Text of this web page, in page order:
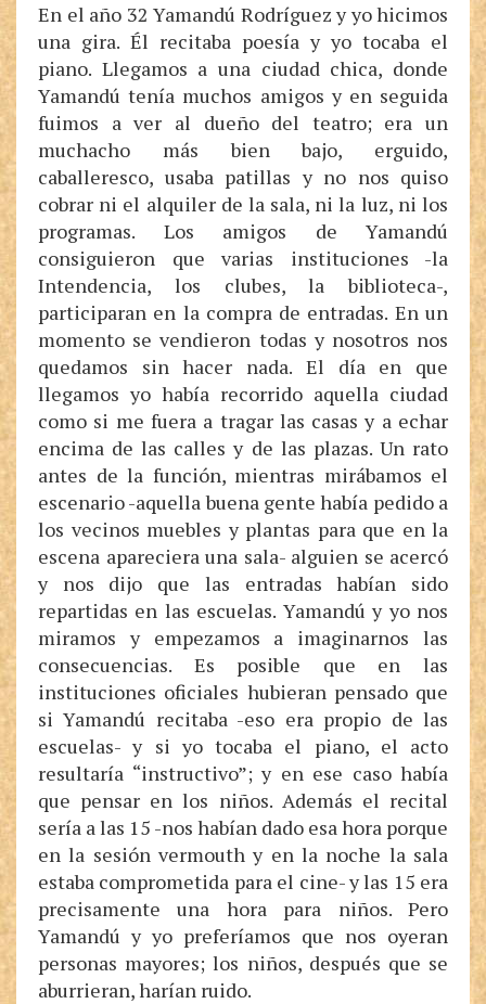
En el año 32 Yamandú Rodríguez y yo hicimos
una gira. Él recitaba poesía y yo tocaba el
piano. Llegamos a una ciudad chica, donde
Yamandú tenía muchos amigos y en seguida
fuimos a ver al dueño del teatro; era un
muchacho más bien bajo, erguido,
caballeresco, usaba patillas y no nos quiso
cobrar ni el alquiler de la sala, ni la luz, ni los
programas. Los amigos de Yamandú
consiguieron que varias instituciones -la
Intendencia, los clubes, la biblioteca-,
participaran en la compra de entradas. En un
momento se vendieron todas y nosotros nos
quedamos sin hacer nada. El día en que
llegamos yo había recorrido aquella ciudad
como si me fuera a tragar las casas y a echar
encima de las calles y de las plazas. Un rato
antes de la función, mientras mirábamos el
escenario -aquella buena gente había pedido a
los vecinos muebles y plantas para que en la
escena apareciera una sala- alguien se acercó
y nos dijo que las entradas habían sido
repartidas en las escuelas. Yamandú y yo nos
miramos y empezamos a imaginarnos las
consecuencias. Es posible que en las
instituciones oficiales hubieran pensado que
si Yamandú recitaba -eso era propio de las
escuelas- y si yo tocaba el piano, el acto
resultaría “instructivo”; y en ese caso había
que pensar en los niños. Además el recital
sería a las 15 -nos habían dado esa hora porque
en la sesión vermouth y en la noche la sala
estaba comprometida para el cine- y las 15 era
precisamente una hora para niños. Pero
Yamandú y yo preferíamos que nos oyeran
personas mayores; los niños, después que se
aburrieran, harían ruido.